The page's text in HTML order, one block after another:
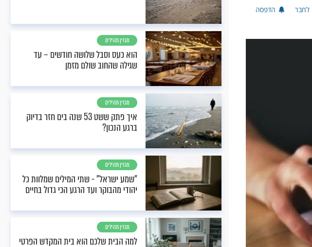
הדפסה
מגזין תהילים
הוא כעס וסבל שלושה חודשים – עד
שגילה שהחוב שולם מזמן
מגזין תהילים
איך פתק ששט 53 שנה בים חזר בדיוק
ברגע הנכון?
מגזין תהילים
"שמע ישראל" - שתי המילים שמלוות כל
יהודי מהבוקר ועד הרגע הכי גדול בחיים
מגזין תהילים
למה הבית שלכם הוא בית המקדש הפרטי